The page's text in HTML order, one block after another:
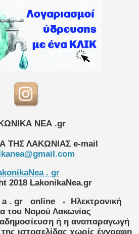
ΝΕΑ .gr
ΤΗΣ ΛΑΚΩΝΙΑΣ e-mail
. gr
2018 LakonikaNea.gr
a . gr
online
- Ηλεκτρονική
του Νομού Λακωνίας
ή η αναπαραγωγή
ιστοσελίδας χωρίς έγγραφη